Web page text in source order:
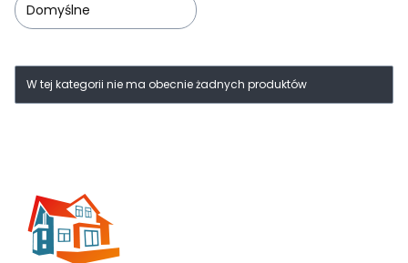
Domyślne
Lista produktów
W tej kategorii nie ma obecnie żadnych produktów